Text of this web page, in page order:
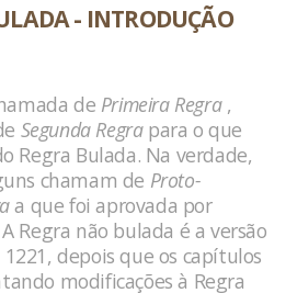
- INTRODUÇÃO
de Primeira Regra ,
Segunda Regra para o que
Regra Bulada. Na verdade,
chamam de Proto-
a que foi aprovada por
Regra não bulada é a versão
depois que os capítulos
modificações à Regra